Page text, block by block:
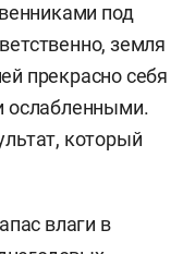
под
земля
прекрасно себя
ослабленными.
который
влаги в